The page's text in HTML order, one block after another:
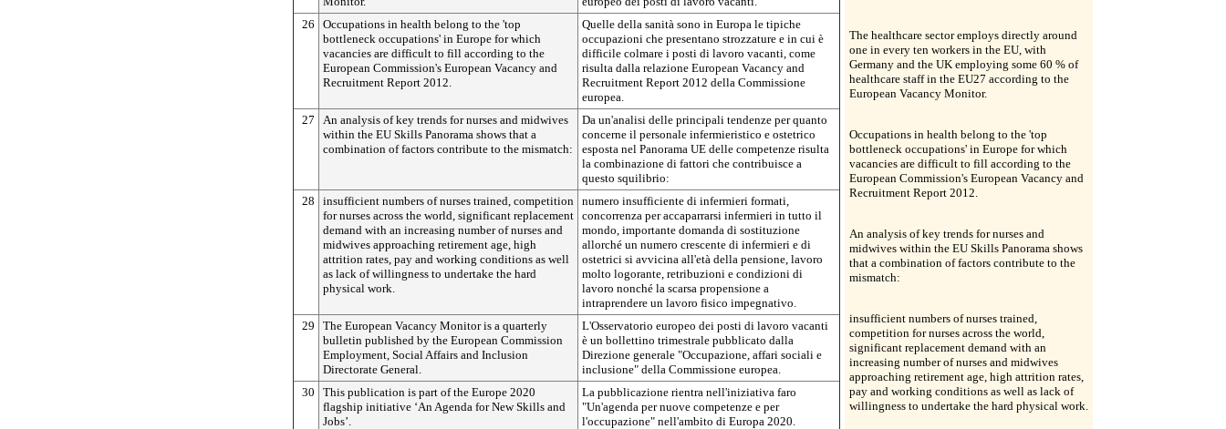
26
Occupations in health belong to the 'top
bottleneck occupations' in Europe for which
vacancies are difficult to fill according to the
European Commission's European Vacancy and
Recruitment Report 2012.
Quelle della sanità sono in Europa le tipiche
occupazioni che presentano strozzature e in cui è
difficile colmare i posti di lavoro vacanti, come
risulta dalla relazione European Vacancy and
Recruitment Report 2012 della Commissione
europea.
27
An analysis of key trends for nurses and midwives
within the EU Skills Panorama shows that a
combination of factors contribute to the mismatch:
Da un'analisi delle principali tendenze per quanto
concerne il personale infermieristico e ostetrico
esposta nel Panorama UE delle competenze risulta
la combinazione di fattori che contribuisce a
questo squilibrio:
28
insufficient numbers of nurses trained, competition
for nurses across the world, significant replacement
demand with an increasing number of nurses and
midwives approaching retirement age, high
attrition rates, pay and working conditions as well
as lack of willingness to undertake the hard
physical work.
numero insufficiente di infermieri formati,
concorrenza per accaparrarsi infermieri in tutto il
mondo, importante domanda di sostituzione
allorché un numero crescente di infermieri e di
ostetrici si avvicina all'età della pensione, lavoro
molto logorante, retribuzioni e condizioni di
lavoro nonché la scarsa propensione a
intraprendere un lavoro fisico impegnativo.
29
The European Vacancy Monitor is a quarterly
bulletin published by the European Commission
Employment, Social Affairs and Inclusion
Directorate General.
L'Osservatorio europeo dei posti di lavoro vacanti
è un bollettino trimestrale pubblicato dalla
Direzione generale "Occupazione, affari sociali e
inclusione" della Commissione europea.
30
This publication is part of the Europe 2020
flagship initiative ‘An Agenda for New Skills and
Jobs’.
La pubblicazione rientra nell'iniziativa faro
"Un'agenda per nuove competenze e per
l'occupazione" nell'ambito di Europa 2020.
The healthcare sector employs directly around
one in every ten workers in the EU, with
Germany and the UK employing some 60 % of
healthcare staff in the EU27 according to the
European Vacancy Monitor.
Occupations in health belong to the 'top
bottleneck occupations' in Europe for which
vacancies are difficult to fill according to the
European Commission's European Vacancy and
Recruitment Report 2012.
An analysis of key trends for nurses and
midwives within the EU Skills Panorama shows
that a combination of factors contribute to the
mismatch:
insufficient numbers of nurses trained,
competition for nurses across the world,
significant replacement demand with an
increasing number of nurses and midwives
approaching retirement age, high attrition rates,
pay and working conditions as well as lack of
willingness to undertake the hard physical work.